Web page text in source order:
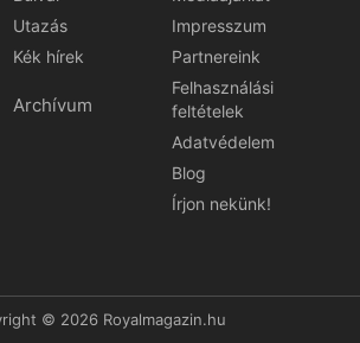
Utazás
Kék hírek
Archívum
Impresszum
Partnereink
Felhasználási
feltételek
Adatvédelem
Blog
Írjon nekünk!
© 2026 Royalmagazin.hu